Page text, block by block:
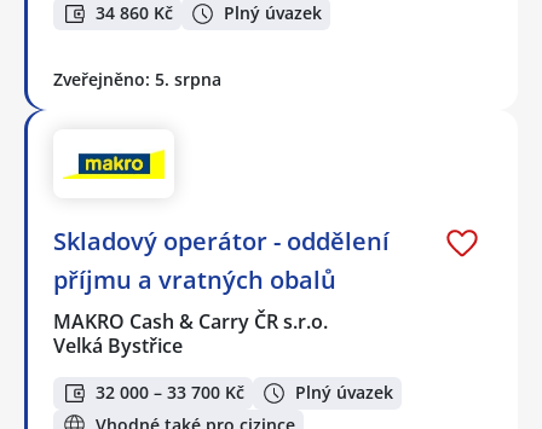
34 860 Kč Plný úvazek
Zveřejněno: 5. srpna
Skladový operátor - oddělení
příjmu a vratných obalů
MAKRO Cash & Carry ČR s.r.o.
Velká Bystřice
32 000 – 33 700 Kč
Plný úvazek